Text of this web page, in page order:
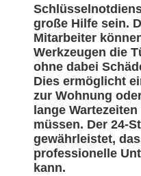
große Hilfe sein.
Mitarbeiter
Werkzeugen die
ohne dabei
Dies ermöglicht
zur Wohnung
lange
müssen. Der 24-
gewährleistet,
professionelle
kann.